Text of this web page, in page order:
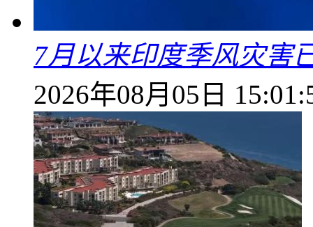
7月以来印度季风灾害
2026年08月05日